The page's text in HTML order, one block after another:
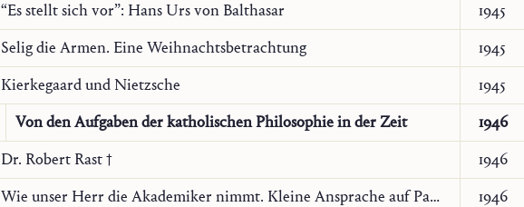
“Es stellt sich vor”: Hans Urs von Balthasar
1945
Selig die Armen. Eine Weihnachtsbetrachtung
1945
Kierkegaard und Nietzsche
1945
Von den Aufgaben der katholischen Philosophie in der Zeit
1946
Übersetzung:
Communio International Catholic Review20 (Washington, Spring 1993), 147–187
Dr. Robert Rast †
1946
Wie unser Herr die Akademiker nimmt. Kleine Ansprache auf Pauli Bekehrung
1946